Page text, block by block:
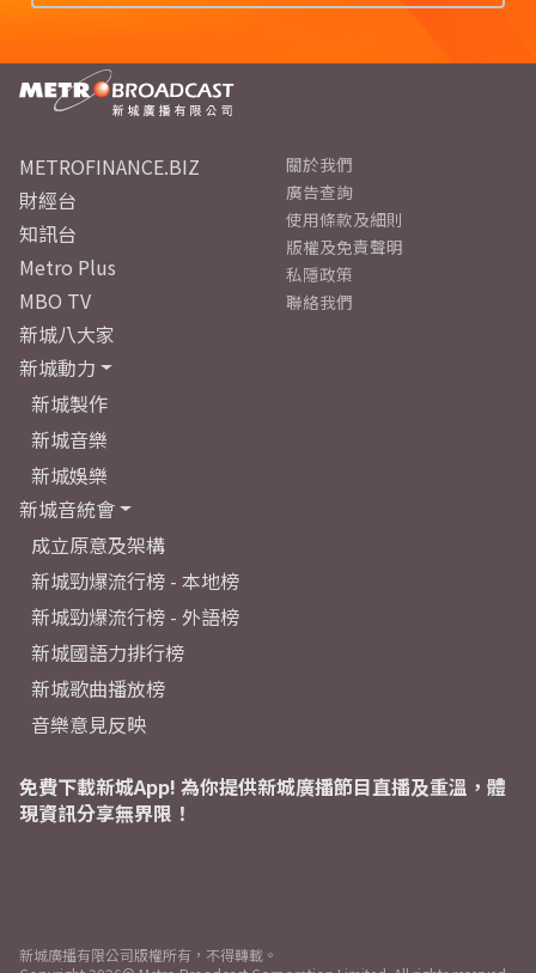
METROFINANCE.BIZ
財經台
知訊台
Metro Plus
MBO TV
新城八大家
新城動力
新城製作
新城音樂
新城娛樂
新城音統會
成立原意及架構
新城勁爆流行榜 - 本地榜
新城勁爆流行榜 - 外語榜
新城國語力排行榜
新城歌曲播放榜
音樂意見反映
關於我們
廣告查詢
使用條款及細則
版權及免責聲明
私隱政策
聯絡我們
免費下載新城App! 為你提供新城廣播節目直播及重溫，體
現資訊分享無界限！
新城廣播有限公司版權所有，不得轉載。